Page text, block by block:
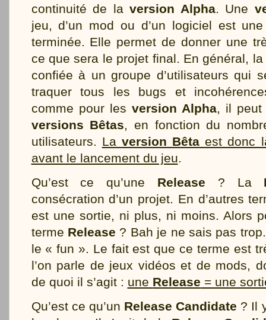
continuité de laversion Alpha. Une
jeu, d’un mod ou d’un logiciel est
terminée. Elle permet de donner une
ce que sera le projet final. En général,
confiée à un groupe d’utilisateurs qui
traquer tous les bugs et
comme pour les version Alpha, il peut
versions Bêtas, en fonction du
utilisateurs. La version Bêta est donc
avant le lancement du jeu.
Qu’est ce qu’une Release ? La
consécration d’un projet. En d’autres
est une sortie, ni plus, ni moins. Alors
terme Release ? Bah je ne sais pas
le « fun ». Le fait est que ce terme est
l’on parle de jeux vidéos et de mods,
de quoi il s’agit : une Release = une
Qu’est ce qu’un Release Candidate ? Il